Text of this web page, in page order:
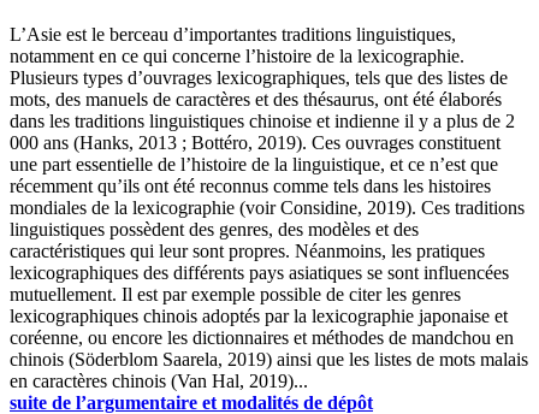
L’Asie est le berceau d’importantes traditions linguistiques,
notamment en ce qui concerne l’histoire de la lexicographie.
Plusieurs types d’ouvrages lexicographiques, tels que des listes de
mots, des manuels de caractères et des thésaurus, ont été élaborés
dans les traditions linguistiques chinoise et indienne il y a plus de 2
000 ans (Hanks, 2013 ; Bottéro, 2019). Ces ouvrages constituent
une part essentielle de l’histoire de la linguistique, et ce n’est que
récemment qu’ils ont été reconnus comme tels dans les histoires
mondiales de la lexicographie (voir Considine, 2019). Ces traditions
linguistiques possèdent des genres, des modèles et des
caractéristiques qui leur sont propres. Néanmoins, les pratiques
lexicographiques des différents pays asiatiques se sont influencées
mutuellement. Il est par exemple possible de citer les genres
lexicographiques chinois adoptés par la lexicographie japonaise et
coréenne, ou encore les dictionnaires et méthodes de mandchou en
chinois (Söderblom Saarela, 2019) ainsi que les listes de mots malais
en caractères chinois (Van Hal, 2019)...
suite de l’argumentaire et modalités de dépôt